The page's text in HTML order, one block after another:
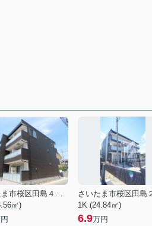
さいたま市桜区田島４丁目
㎡)
1K (24.84㎡)
6.9万円